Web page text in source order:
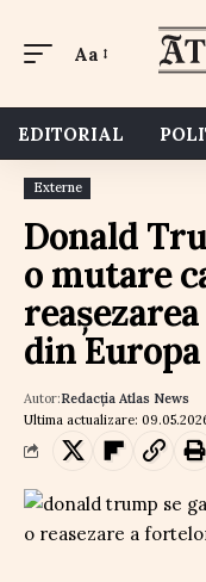
Aa
EDITORIAL
Externe
Donald
o mutare
din Europa
Ultima actualizare:
Autor:Redacția Atlas News